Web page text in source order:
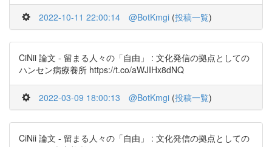
2022-10-11 22:00:14 @BotKmgi (投稿一覧)
CiNii 論文 - 留まる人々の「自由」 : 文化発信の拠点としての
ハンセン病療養所 https://t.co/aWJIHx8dNQ
2022-03-09 18:00:13 @BotKmgi (投稿一覧)
CiNii 論文 - 留まる人々の「自由」 : 文化発信の拠点としての